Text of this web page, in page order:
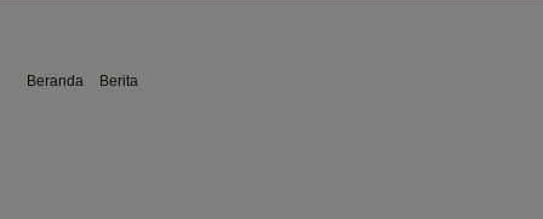
Beranda Berita